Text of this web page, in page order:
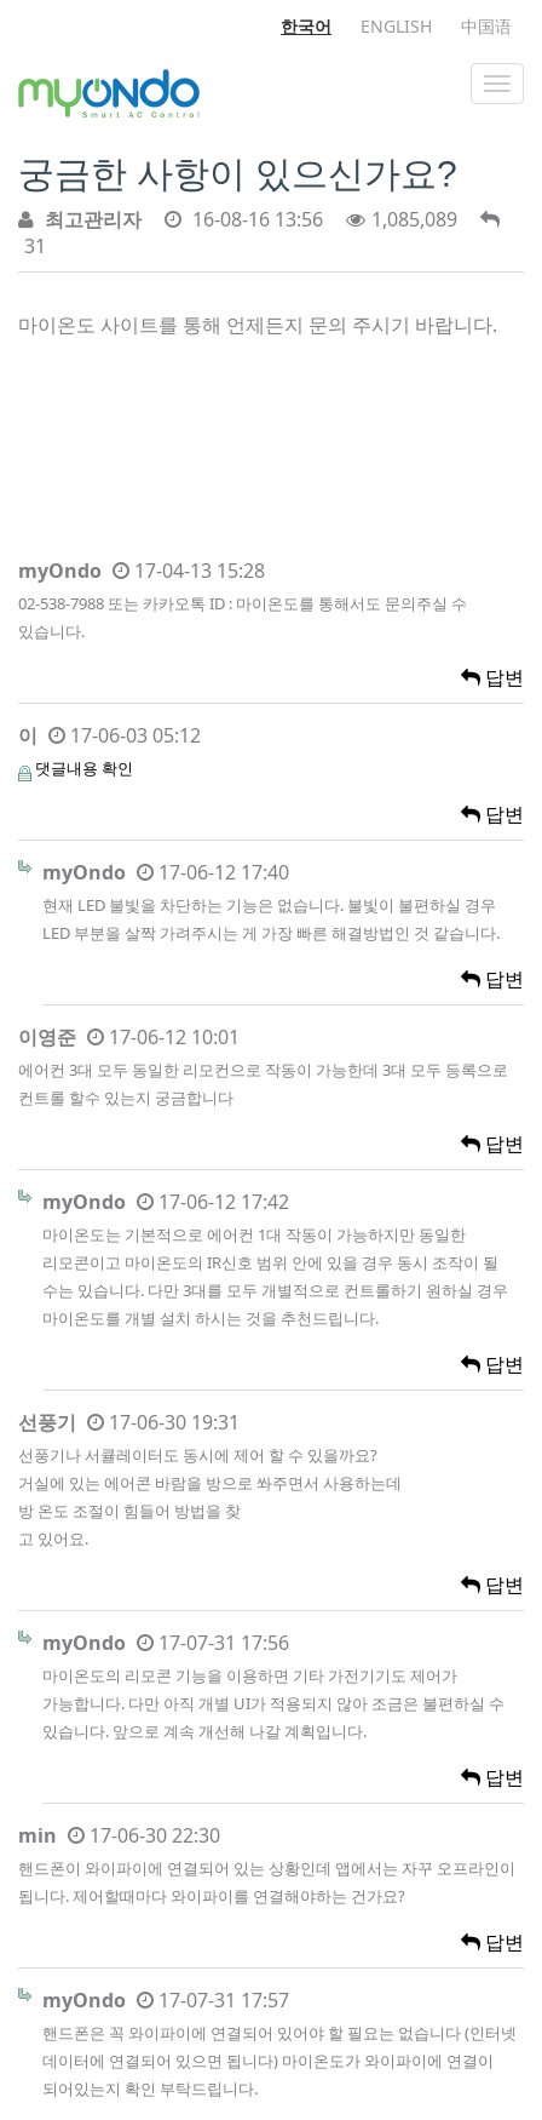
한국어 ENGLISH 中国语
궁금한 사항이 있으신가요?
최고관리자 16-08-16 13:56
1,085,089
31
마이온도 사이트를 통해 언제든지 문의 주시기 바랍니다.
myOndo 17-04-13 15:28
02-538-7988 또는 카카오톡 ID : 마이온도를 통해서도 문의주실 수
있습니다.
답변
이 17-06-03 05:12
댓글내용 확인
답변
myOndo 17-06-12 17:40
현재 LED 불빛을 차단하는 기능은 없습니다. 불빛이 불편하실 경우
LED 부분을 살짝 가려주시는 게 가장 빠른 해결방법인 것 같습니다.
답변
이영준 17-06-12 10:01
에어컨 3대 모두 동일한 리모컨으로 작동이 가능한데 3대 모두 등록으로
컨트롤 할수 있는지 궁금합니다
답변
myOndo 17-06-12 17:42
마이온도는 기본적으로 에어컨 1대 작동이 가능하지만 동일한
리모콘이고 마이온도의 IR신호 범위 안에 있을 경우 동시 조작이 될
수는 있습니다. 다만 3대를 모두 개별적으로 컨트롤하기 원하실 경우
마이온도를 개별 설치 하시는 것을 추천드립니다.
답변
선풍기 17-06-30 19:31
선풍기나 서큘레이터도 동시에 제어 할 수 있을까요?
거실에 있는 에어콘 바람을 방으로 쏴주면서 사용하는데
방 온도 조절이 힘들어 방법을 찾
고 있어요.
답변
myOndo 17-07-31 17:56
마이온도의 리모콘 기능을 이용하면 기타 가전기기도 제어가
가능합니다. 다만 아직 개별 UI가 적용되지 않아 조금은 불편하실 수
있습니다. 앞으로 계속 개선해 나갈 계획입니다.
답변
min 17-06-30 22:30
핸드폰이 와이파이에 연결되어 있는 상황인데 앱에서는 자꾸 오프라인이
됩니다. 제어할때마다 와이파이를 연결해야하는 건가요?
답변
myOndo 17-07-31 17:57
핸드폰은 꼭 와이파이에 연결되어 있어야 할 필요는 없습니다 (인터넷
데이터에 연결되어 있으면 됩니다) 마이온도가 와이파이에 연결이
되어있는지 확인 부탁드립니다.